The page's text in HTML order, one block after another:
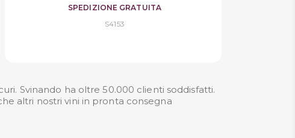
SPEDIZIONE GRATUITA
S4153
Svinando ha oltre 50.000 clienti soddisfatti.
altri nostrivini in pronta consegna